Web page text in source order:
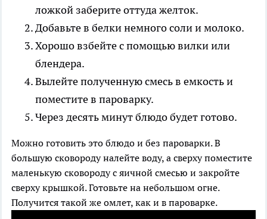
ложкой заберите оттуда желток.
Добавьте в белки немного соли и молоко.
Хорошо взбейте с помощью вилки или
блендера.
Вылейте полученную смесь в емкость и
поместите в пароварку.
Через десять минут блюдо будет готово.
Можно готовить это блюдо и без пароварки. В
большую сковороду налейте воду, а сверху поместите
маленькую сковороду с яичной смесью и закройте
сверху крышкой. Готовьте на небольшом огне.
Получится такой же омлет, как и в пароварке.